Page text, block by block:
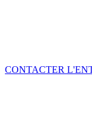
CONTACTER